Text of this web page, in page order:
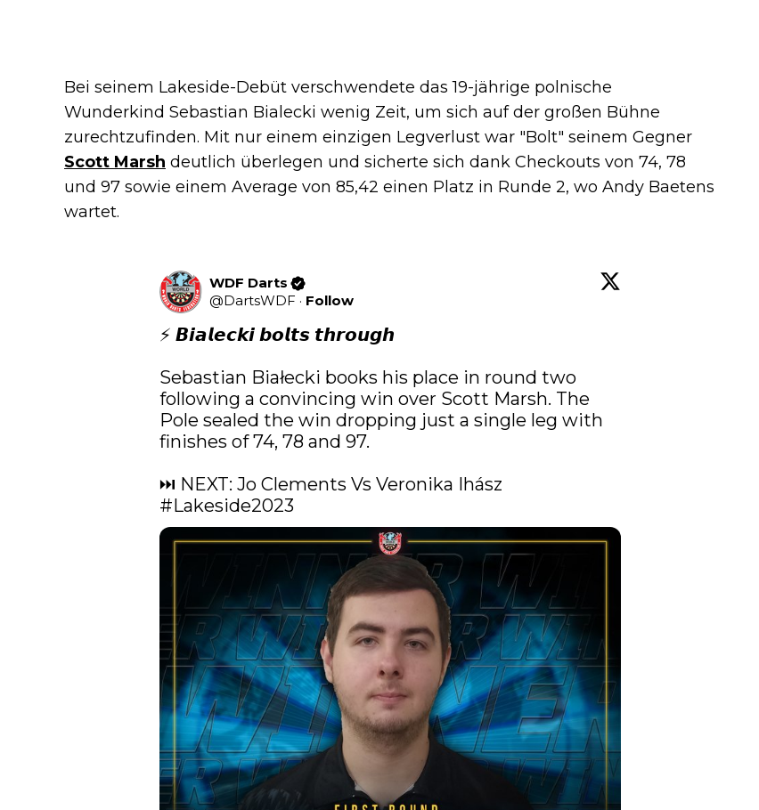
Bei seinem Lakeside-Debüt verschwendete das 19-jährige polnische
Wunderkind Sebastian Bialecki wenig Zeit, um sich auf der großen Bühne
zurechtzufinden. Mit nur einem einzigen Legverlust war "Bolt" seinem Gegner
Scott Marsh deutlich überlegen und sicherte sich dank Checkouts von 74, 78
und 97 sowie einem Average von 85,42 einen Platz in Runde 2, wo Andy Baetens
wartet.
WDF Darts
@DartsWDF · Follow
⚡ 𝘽𝙞𝙖𝙡𝙚𝙘𝙠𝙞 𝙗𝙤𝙡𝙩𝙨 𝙩𝙝𝙧𝙤𝙪𝙜𝙝
Sebastian Białecki books his place in round two
following a convincing win over Scott Marsh. The
Pole sealed the win dropping just a single leg with
finishes of 74, 78 and 97.
#Lakeside2023